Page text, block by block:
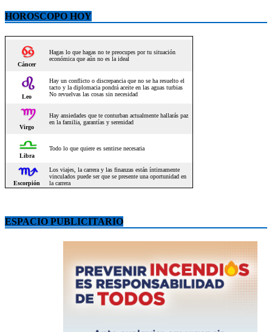
HOROSCOPO HOY
ESPACIO PUBLICITARIO